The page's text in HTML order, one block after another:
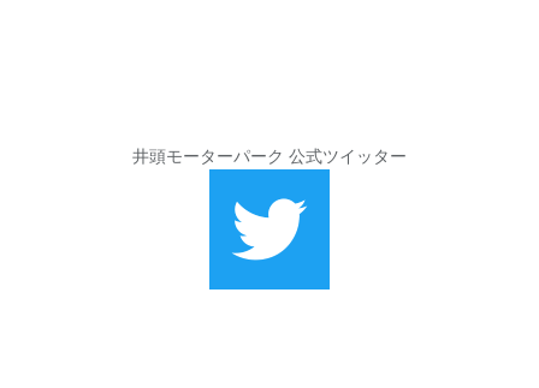
井頭モーターパーク 公式ツイッター